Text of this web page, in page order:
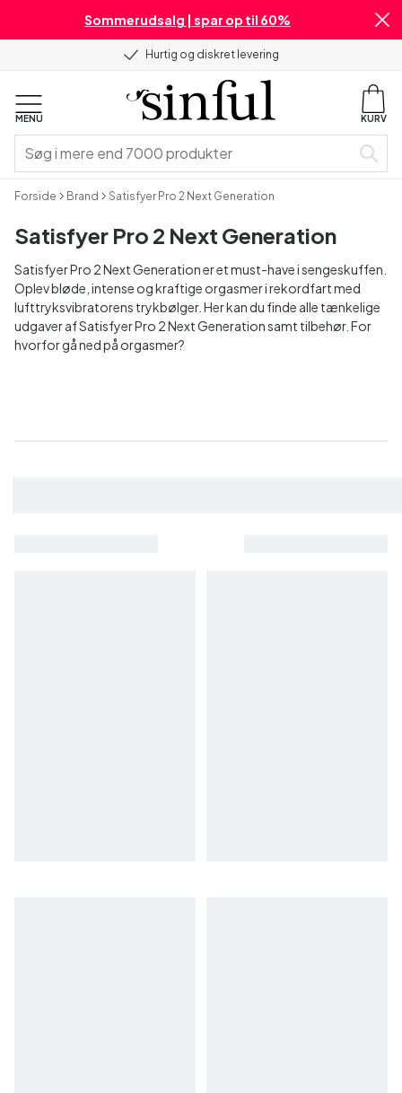
Sommerudsalg | spar op til 60%
Hurtig og diskret levering
MENU KURV
Forside Brand Satisfyer Pro 2 Next Generation
Satisfyer Pro 2 Next Generation
Satisfyer Pro 2 Next Generation er et must-have i sengeskuffen.
Oplev bløde, intense og kraftige orgasmer i rekordfart med
lufttryksvibratorens trykbølger. Her kan du finde alle tænkelige
udgaver af Satisfyer Pro 2 Next Generation samt tilbehør. For
hvorfor gå ned på orgasmer?